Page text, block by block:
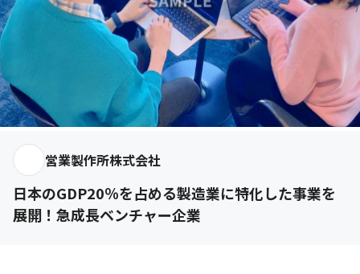
営業製作所株式会社
日本のGDP20％を占める製造業に特化した事業を
展開！急成長ベンチャー企業